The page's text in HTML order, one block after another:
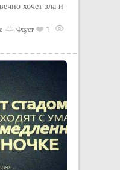
хочет зла и
Фауст
1